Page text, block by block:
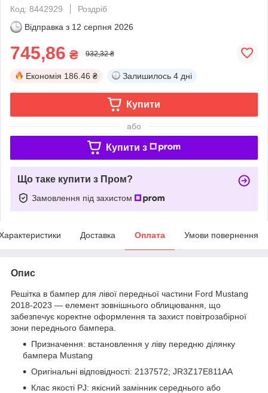
Код: 8442929
Роздріб
Відправка з 12 серпня 2026
745,86 ₴ 932,32 ₴
Економія 186.46 ₴ Залишилось 4 дні
Купити
або
Купити з
Що таке купити з Пром?
Замовлення під захистом
Доставка Оплата Умови повернення
Опис
Решітка в бампер для лівої передньої частини Ford Mustang
2018-2023 — елемент зовнішнього облицювання, що
забезпечує коректне оформлення та захист повітрозабірної
зони переднього бампера.
Призначення: встановлення у ліву передню ділянку
бампера Mustang
Оригінальні відповідності: 2137572; JR3Z17E811AA
Клас якості PJ: якісний замінник середнього або